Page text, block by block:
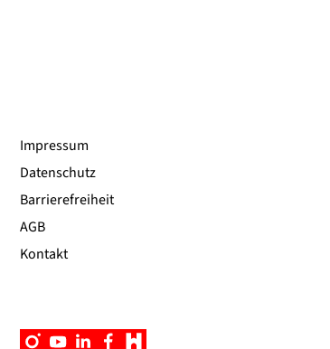
Impressum
Datenschutz
Barrierefreiheit
AGB
Kontakt
Instagram
YouTubeLinkedinFacebookCampus